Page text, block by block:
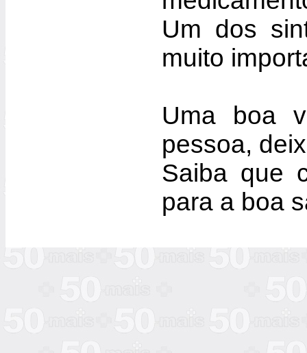
Um dos
muito
Uma boa
pessoa,
Saiba que
para a boa